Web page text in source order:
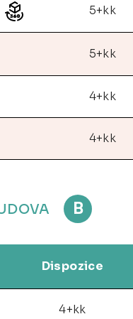
5+kk
5+kk
4+kk
4+kk
B
Dispozice
4+kk